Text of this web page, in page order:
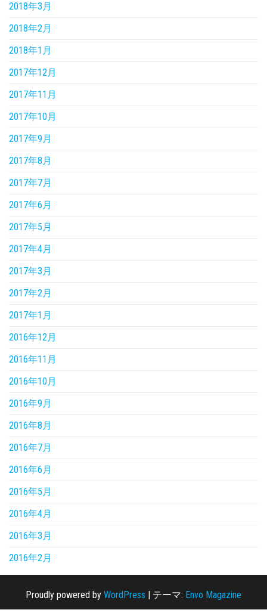
2018年3月
2018年2月
2018年1月
2017年12月
2017年11月
2017年10月
2017年9月
2017年8月
2017年7月
2017年6月
2017年5月
2017年4月
2017年3月
2017年2月
2017年1月
2016年12月
2016年11月
2016年10月
2016年9月
2016年8月
2016年7月
2016年6月
2016年5月
2016年4月
2016年3月
2016年2月
Proudly powered by WordPress | テーマ: Envo Magazine